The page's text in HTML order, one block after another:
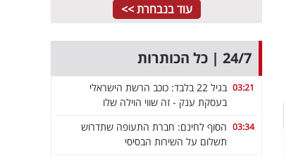
עוד בנבחרת >>
24/7 | כל הכותרות
03:21
בגיל 22 בלבד: כוכב הרשת הישראלי
בעסקת ענק - זה שווי הוילה שלו
03:34 הסוף לחינם: חברת התעופה שתדרוש
תשלום על השירות הבסיסי